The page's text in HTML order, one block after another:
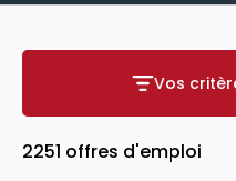
Vos
2251 offres d'emploi